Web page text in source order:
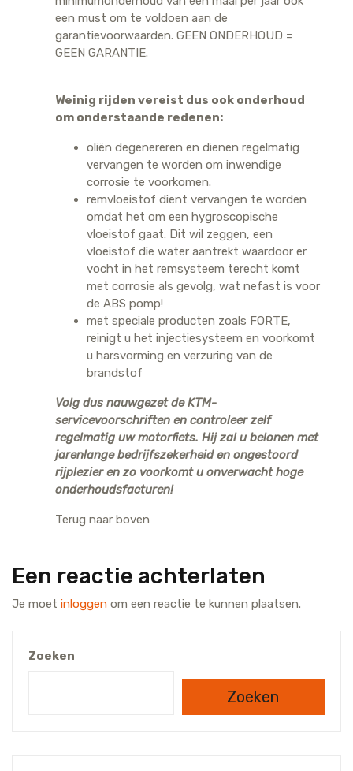
een must om te voldoen aan de
garantievoorwaarden. GEEN ONDERHOUD =
GEEN GARANTIE.
Weinig rijden vereist dus ook onderhoud
om onderstaande redenen:
oliën degenereren en dienen regelmatig
vervangen te worden om inwendige
corrosie te voorkomen.
remvloeistof dient vervangen te worden
omdat het om een hygroscopische
vloeistof gaat. Dit wil zeggen, een
vloeistof die water aantrekt waardoor er
vocht in het remsysteem terecht komt
met corrosie als gevolg, wat nefast is voor
de ABS pomp!
met speciale producten zoals FORTE,
reinigt u het injectiesysteem en voorkomt
u harsvorming en verzuring van de
brandstof
Volg dus nauwgezet de KTM-
servicevoorschriften en controleer zelf
regelmatig uw motorfiets. Hij zal u belonen met
jarenlange bedrijfszekerheid en ongestoord
rijplezier en zo voorkomt u onverwacht hoge
onderhoudsfacturen!
Terug naar boven
Een reactie achterlaten
Je moet inloggen om een reactie te kunnen plaatsen.
Zoeken
Zoeken